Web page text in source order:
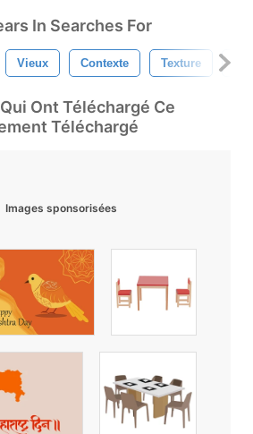
In Searches For
Vieux Contexte Texture
Ont Téléchargé Ce
Téléchargé
Images sponsorisées